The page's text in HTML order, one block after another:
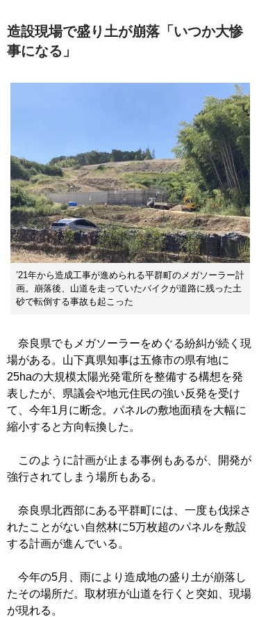
造設現場で盛り土が崩落「いつか大惨
事になる」
’21年から造成工事が進められる平群町のメガソーラー計
画。崩落後、山道を走っていたバイクが道路に残った土
砂で転倒する事故も起こった
奈良県でもメガソーラーをめぐる紛糾が続く現
場がある。山下真県知事は五條市の県有地に
25haの大規模太陽光発電所を整備する構想を発
表したが、県議会や地元住民の強い反発を受け
て、今年1月に断念。パネルの敷地面積を大幅に
縮小すると方向転換した。
このように計画が止まる事例もあるが、開発が
強行されてしまう場所もある。
奈良県北西部にある平群町には、一度も伐採さ
れたことがない自然林に5万枚超のパネルを敷設
する計画が進んでいる。
今年の5月、雨により造成地の盛り土が崩落し
たその場所だ。取材班が山道を行くと突如、現場
が現れる。